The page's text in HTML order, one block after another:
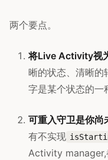
两个要点。
将Live Activity视
晰的状态、清晰的
字是某个状态的一
可重入守卫是你尚
有不实现
Activity manager,